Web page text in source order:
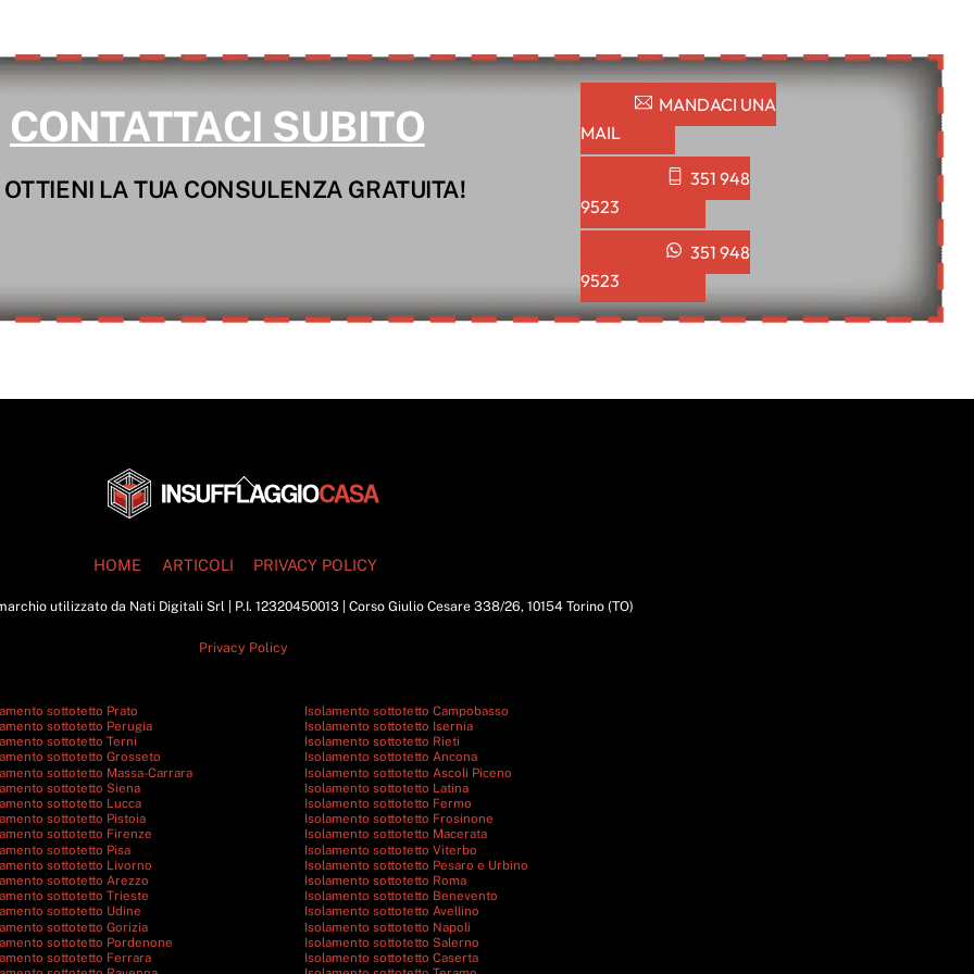
CONTATTACI SUBITO
OTTIENI LA TUA CONSULENZA GRATUITA!
MANDACI UNA
MAIL
351 948
9523
351 948
9523
Back
To
HOME
ARTICOLI PRIVACY POLICY
utilizzato da Nati Digitali Srl | P.I. 12320450013 | Corso Giulio Cesare 338/26, 10154 Torino (TO)
Privacy Policy
sottotetto Prato
sottotetto Perugia
sottotetto Terni
sottotetto Grosseto
sottotetto Massa-Carrara
sottotetto Siena
sottotetto Lucca
sottotetto Pistoia
sottotetto Firenze
sottotetto Pisa
sottotetto Livorno
sottotetto Arezzo
sottotetto Trieste
sottotetto Udine
sottotetto Gorizia
sottotetto Pordenone
sottotetto Ferrara
Isolamento sottotetto Campobasso
Isolamento sottotetto Isernia
Isolamento sottotetto Rieti
Isolamento sottotetto Ancona
Isolamento sottotetto Ascoli Piceno
Isolamento sottotetto Latina
Isolamento sottotetto Fermo
Isolamento sottotetto Frosinone
Isolamento sottotetto Macerata
Isolamento sottotetto Viterbo
Isolamento sottotetto Pesaro e Urbino
Isolamento sottotetto Roma
Isolamento sottotetto Benevento
Isolamento sottotetto Avellino
Isolamento sottotetto Napoli
Isolamento sottotetto Salerno
Isolamento sottotetto Caserta